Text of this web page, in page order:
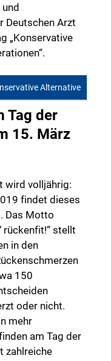
Deutschen Arzt
„Konservative
Alternative
Tag der
15. März
wird volljährig:
findet dieses
Das Motto
rückenfit!“ stellt
in den
150
oder nicht.
mehr
am Tag der
zahlreiche